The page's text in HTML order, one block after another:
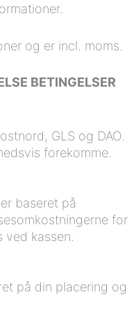
og er incl. moms.
BETINGELSER
GLS og DAO.
forekomme.
baseret på
for
kassen.
på din placering og